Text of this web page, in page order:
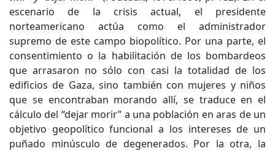
escenario de la crisis actual, el presidente
norteamericano actúa como el administrador
supremo de este campo biopolítico. Por una parte, el
consentimiento o la habilitación de los bombardeos
que arrasaron no sólo con casi la totalidad de los
edificios de Gaza, sino también con mujeres y niños
que se encontraban morando allí, se traduce en el
cálculo del “dejar morir” a una población en aras de un
objetivo geopolítico funcional a los intereses de un
puñado minúsculo de degenerados. Por la otra, la